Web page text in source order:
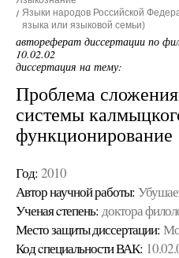
Языки народов Российской
языка или языковой семьи)
автореферат диссертации по
10.02.02
диссертация на тему:
Проблема
системы
функционирование
Год: 2010
Автор научной работы:
Ученая cтепень: доктора
Место защиты диссертации:
Код cпециальности ВАК: